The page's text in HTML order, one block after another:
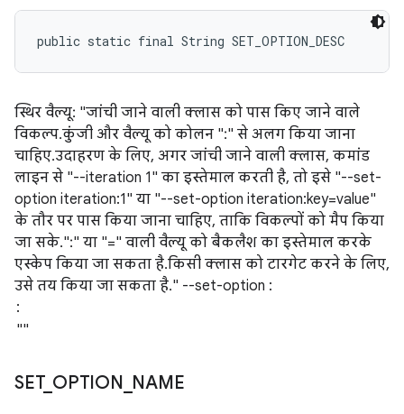
public static final String SET_OPTION_DESC
स्थिर वैल्यू: "जांची जाने वाली क्लास को पास किए जाने वाले
विकल्प. कुंजी और वैल्यू को कोलन ":" से अलग किया जाना
चाहिए. उदाहरण के लिए, अगर जांची जाने वाली क्लास, कमांड
लाइन से "--iteration 1" का इस्तेमाल करती है, तो इसे "--set-
option iteration:1" या "--set-option iteration:key=value"
के तौर पर पास किया जाना चाहिए, ताकि विकल्पों को मैप किया
जा सके. ":" या "=" वाली वैल्यू को बैकलैश का इस्तेमाल करके
एस्केप किया जा सकता है. किसी क्लास को टारगेट करने के लिए,
उसे तय किया जा सकता है. " --set-option :
SET_ OPTION NAME